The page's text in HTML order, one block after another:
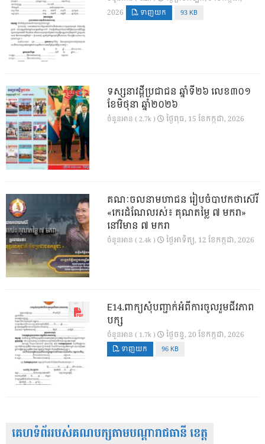
2026
ទាញយក 93 KB
ទស្សនាវដ្ដីប្រជាជន ឆ្នាំទី២៦ លេខ៣០១
ខែមិថុនា ឆ្នាំ២០២៦
ចំនួនអាន ( 2.7k ) ថ្ងៃ​ពុធ, 15 ខែ​កក្កដា, 2026
គណៈចលនាមហាជន រៀបចំបាឋកថាស៊េរី
«កេរដំណែលរស់៖ គុណតម្លៃ ៧ មករា»
នៅវិមាន ៧ មករា
ចំនួនអាន ( 2.4k ) ថ្ងៃ​អាទិត្យ, 12 ខែ​កក្កដា, 2026
E14.ពាក្យសុំបញ្ជាក់អំពីការចូលរួមជីវភាព
បក្ស
ចំនួនអាន ( 1.7k ) ថ្ងៃ​ចន្ទ, 20 ខែ​កក្កដា, 2026
ទាញយក 96 KB
គេហទំព័ររបស់គណបក្សតាមបណ្តារាជធានី ខេត្ត